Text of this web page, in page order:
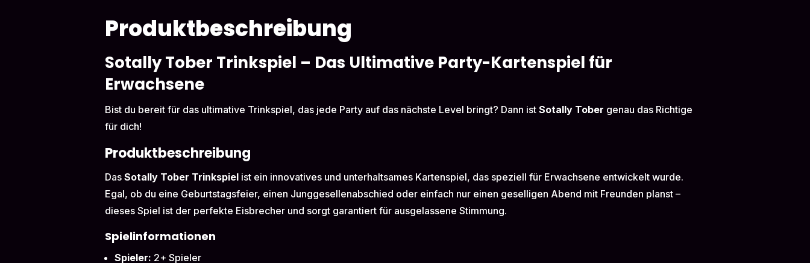
Produktbeschreibung
Sotally Tober Trinkspiel – Das Ultimative Party-Kartenspiel für
Erwachsene
Bist du bereit für das ultimative Trinkspiel, das jede Party auf das nächste Level bringt? Dann istSotally Tober genau das Richtige
für dich!
Produktbeschreibung
DasSotally Tober Trinkspiel ist ein innovatives und unterhaltsames Kartenspiel, das speziell für Erwachsene entwickelt wurde.
Egal, ob du eine Geburtstagsfeier, einen Junggesellenabschied oder einfach nur einen geselligen Abend mit Freunden planst –
dieses Spiel ist der perfekte Eisbrecher und sorgt garantiert für ausgelassene Stimmung.
Spielinformationen
Spieler: 2+ Spieler